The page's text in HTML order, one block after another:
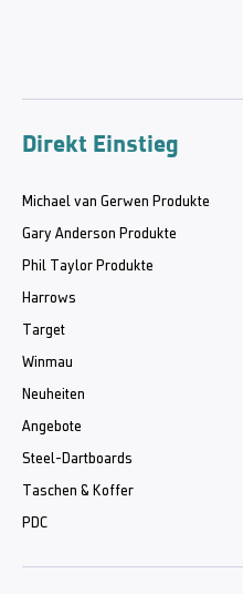
Direkt Einstieg
Michael van Gerwen Produkte
Gary Anderson Produkte
Phil Taylor Produkte
Harrows
Target
Winmau
Neuheiten
Angebote
Steel-Dartboards
Taschen & Koffer
PDC